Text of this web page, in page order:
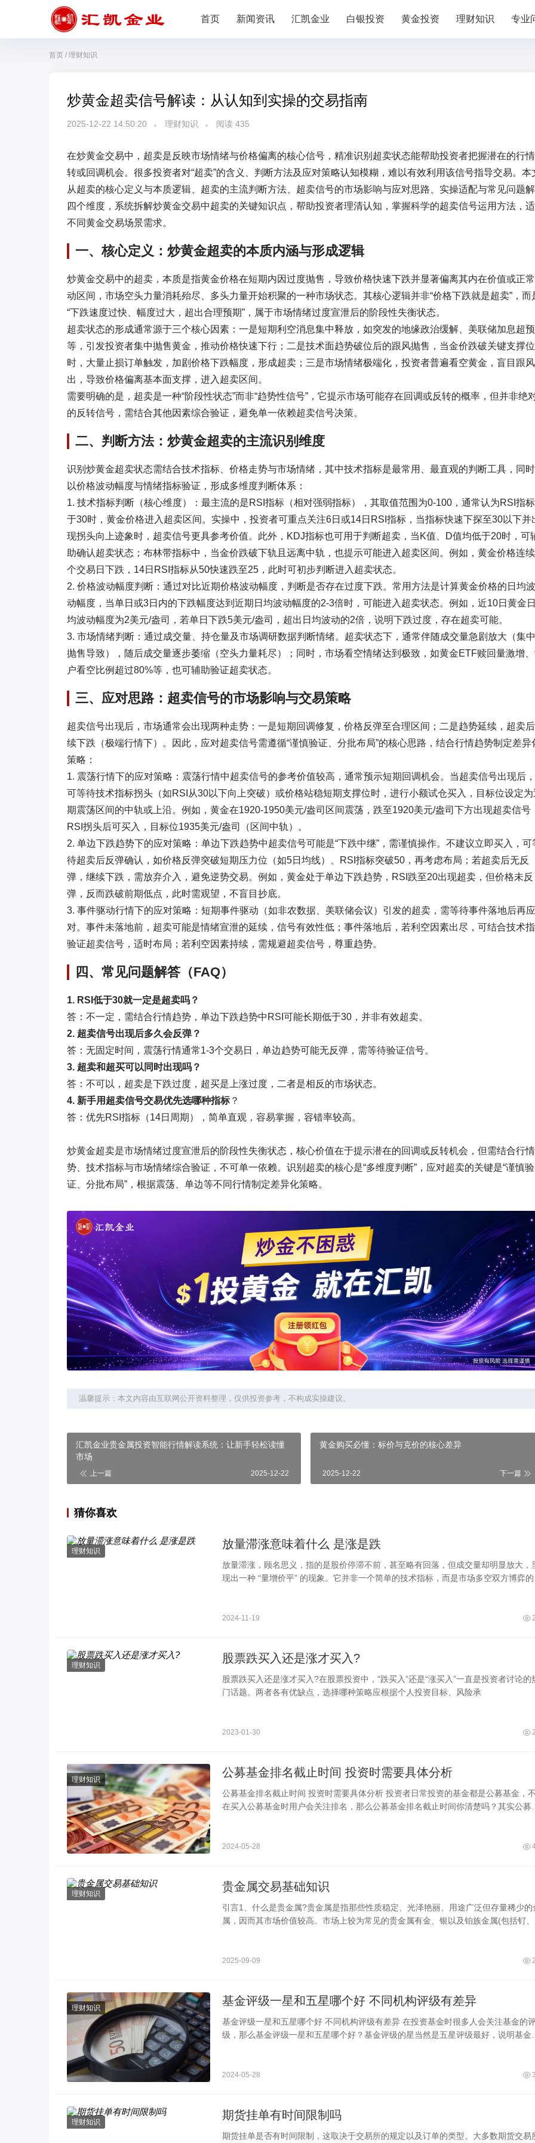
首页 新闻资讯 汇凯金业 白银投资 黄金投资 理财知识 专业
首页 / 理财知识
炒黄金超卖信号解读：从认知到实操的交易指南
2025-12-22 14:50:20 理财知识 阅读 435
在炒黄金交易中，超卖是反映市场情绪与价格偏离的核心信号，精准识别超卖状态能帮助投资者把握潜在的行
转或回调机会。很多投资者对“超卖”的含义、判断方法及应对策略认知模糊，难以有效利用该信号指导交易。本
从超卖的核心定义与本质逻辑、超卖的主流判断方法、超卖信号的市场影响与应对思路、实操适配与常见问题
四个维度，系统拆解炒黄金交易中超卖的关键知识点，帮助投资者理清认知，掌握科学的超卖信号运用方法，
不同黄金交易场景需求。
一、核心定义：炒黄金超卖的本质内涵与形成逻辑
炒黄金交易中的超卖，本质是指黄金价格在短期内因过度抛售，导致价格快速下跌并显著偏离其内在价值或正
动区间，市场空头力量消耗殆尽、多头力量开始积聚的一种市场状态。其核心逻辑并非“价格下跌就是超卖”，而
“下跌速度过快、幅度过大，超出合理预期”，属于市场情绪过度宣泄后的阶段性失衡状态。
超卖状态的形成通常源于三个核心因素：一是短期利空消息集中释放，如突发的地缘政治缓解、美联储加息超
等，引发投资者集中抛售黄金，推动价格快速下行；二是技术面趋势破位后的跟风抛售，当金价跌破关键支撑位
时，大量止损订单触发，加剧价格下跌幅度，形成超卖；三是市场情绪极端化，投资者普遍看空黄金，盲目跟
出，导致价格偏离基本面支撑，进入超卖区间。
需要明确的是，超卖是一种“阶段性状态”而非“趋势性信号”，它提示市场可能存在回调或反转的概率，但并非绝
的反转信号，需结合其他因素综合验证，避免单一依赖超卖信号决策。
二、判断方法：炒黄金超卖的主流识别维度
识别炒黄金超卖状态需结合技术指标、价格走势与市场情绪，其中技术指标是最常用、最直观的判断工具，同
以价格波动幅度与情绪指标验证，形成多维度判断体系：
1. 技术指标判断（核心维度）：最主流的是RSI指标（相对强弱指标），其取值范围为0-100，通常认为RSI指
于30时，黄金价格进入超卖区间。实操中，投资者可重点关注6日或14日RSI指标，当指标快速下探至30以下并
现拐头向上迹象时，超卖信号更具参考价值。此外，KDJ指标也可用于判断超卖，当K值、D值均低于20时，可
助确认超卖状态；布林带指标中，当金价跌破下轨且远离中轨，也提示可能进入超卖区间。例如，黄金价格连
个交易日下跌，14日RSI指标从50快速跌至25，此时可初步判断进入超卖状态。
2. 价格波动幅度判断：通过对比近期价格波动幅度，判断是否存在过度下跌。常用方法是计算黄金价格的日均波
动幅度，当单日或3日内的下跌幅度达到近期日均波动幅度的2-3倍时，可能进入超卖状态。例如，近10日黄金
均波动幅度为2美元/盎司，若单日下跌5美元/盎司，超出日均波动的2倍，说明下跌过度，存在超卖可能。
3. 市场情绪判断：通过成交量、持仓量及市场调研数据判断情绪。超卖状态下，通常伴随成交量急剧放大（集中
抛售导致），随后成交量逐步萎缩（空头力量耗尽）；同时，市场看空情绪达到极致，如黄金ETF赎回量激增
户看空比例超过80%等，也可辅助验证超卖状态。
三、应对思路：超卖信号的市场影响与交易策略
超卖信号出现后，市场通常会出现两种走势：一是短期回调修复，价格反弹至合理区间；二是趋势延续，超卖
续下跌（极端行情下）。因此，应对超卖信号需遵循“谨慎验证、分批布局”的核心思路，结合行情趋势制定差异
策略：
1. 震荡行情下的应对策略：震荡行情中超卖信号的参考价值较高，通常预示短期回调机会。当超卖信号出现后，
可等待技术指标拐头（如RSI从30以下向上突破）或价格站稳短期支撑位时，进行小额试仓买入，目标位设定为
期震荡区间的中轨或上沿。例如，黄金在1920-1950美元/盎司区间震荡，跌至1920美元/盎司下方出现超卖信号
RSI拐头后可买入，目标位1935美元/盎司（区间中轨）。
2. 单边下跌趋势下的应对策略：单边下跌趋势中超卖信号可能是“下跌中继”，需谨慎操作。不建议立即买入，可
待超卖后反弹确认，如价格反弹突破短期压力位（如5日均线）、RSI指标突破50，再考虑布局；若超卖后无反
弹，继续下跌，需放弃介入，避免逆势交易。例如，黄金处于单边下跌趋势，RSI跌至20出现超卖，但价格未反
弹，反而跌破前期低点，此时需观望，不盲目抄底。
3. 事件驱动行情下的应对策略：短期事件驱动（如非农数据、美联储会议）引发的超卖，需等待事件落地后再应
对。事件未落地前，超卖可能是情绪宣泄的延续，信号有效性低；事件落地后，若利空因素出尽，可结合技术
验证超卖信号，适时布局；若利空因素持续，需规避超卖信号，尊重趋势。
四、常见问题解答（FAQ）
1. RSI低于30就一定是超卖吗？
答：不一定，需结合行情趋势，单边下跌趋势中RSI可能长期低于30，并非有效超卖。
2. 超卖信号出现后多久会反弹？
答：无固定时间，震荡行情通常1-3个交易日，单边趋势可能无反弹，需等待验证信号。
3. 超卖和超买可以同时出现吗？
答：不可以，超卖是下跌过度，超买是上涨过度，二者是相反的市场状态。
4. 新手用超卖信号交易优先选哪种指标？
答：优先RSI指标（14日周期），简单直观，容易掌握，容错率较高。
炒黄金超卖是市场情绪过度宣泄后的阶段性失衡状态，核心价值在于提示潜在的回调或反转机会，但需结合行
势、技术指标与市场情绪综合验证，不可单一依赖。识别超卖的核心是“多维度判断”，应对超卖的关键是“谨慎验
证、分批布局”，根据震荡、单边等不同行情制定差异化策略。
温馨提示：本文内容由互联网公开资料整理，仅供投资参考，不构成实操建议。
汇凯金业贵金属投资智能行情解读系统：让新手轻松读懂
市场
上一篇 2025-12-22
黄金购买必懂：标价与克价的核心差异
2025-12-22 下一篇
猜你喜欢
理财知识
放量滞涨意味着什么 是涨是跌
放量滞涨，顾名思义，指的是股价停滞不前，甚至略有回落，但成交量却明显放大，
现出一种 “量增价平” 的现象。它并非一个简单的技术指标，而是市场多空双方博弈
2024-11-19
理财知识
股票跌买入还是涨才买入?
股票跌买入还是涨才买入?在股票投资中，“跌买入”还是“涨买入”一直是投资者讨论的
门话题。两者各有优缺点，选择哪种策略应根据个人投资目标、风险承
2023-01-30
理财知识
公募基金排名截止时间 投资时需要具体分析
公募基金排名截止时间 投资时需要具体分析 投资者日常投资的基金都是公募基金，不过
在买入公募基金时用户会关注排名，那么公募基金排名截止时间你清楚吗？其实公募
2024-05-28
理财知识
贵金属交易基础知识
引言1、什么是贵金属?贵金属是指那些性质稳定、光泽艳丽、用途广泛但存量稀少的
属，因而其市场价值较高。市场上较为常见的贵金属有金、银以及铂族金属(包括钌、
2025-09-09
理财知识
基金评级一星和五星哪个好 不同机构评级有差异
基金评级一星和五星哪个好 不同机构评级有差异 在投资基金时很多人会关注基金的评
级，那么基金评级一星和五星哪个好？基金评级的星当然是五星评级最好，说明基金
2024-05-28
理财知识
期货挂单有时间限制吗
期货挂单是否有时间限制，这取决于交易所的规定以及订单的类型。大多数期货交易